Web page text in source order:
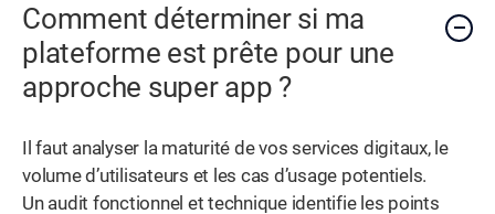
Comment déterminer si ma
plateforme est prête pour une
approche super app ?
Il faut analyser la maturité de vos services digitaux, le
volume d’utilisateurs et les cas d’usage potentiels.
Un audit fonctionnel et technique identifie les points